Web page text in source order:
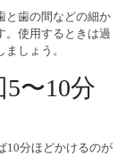
と歯の間などの細か
。使用するときは過
しょう。
〜10分
10分ほどかけるのが